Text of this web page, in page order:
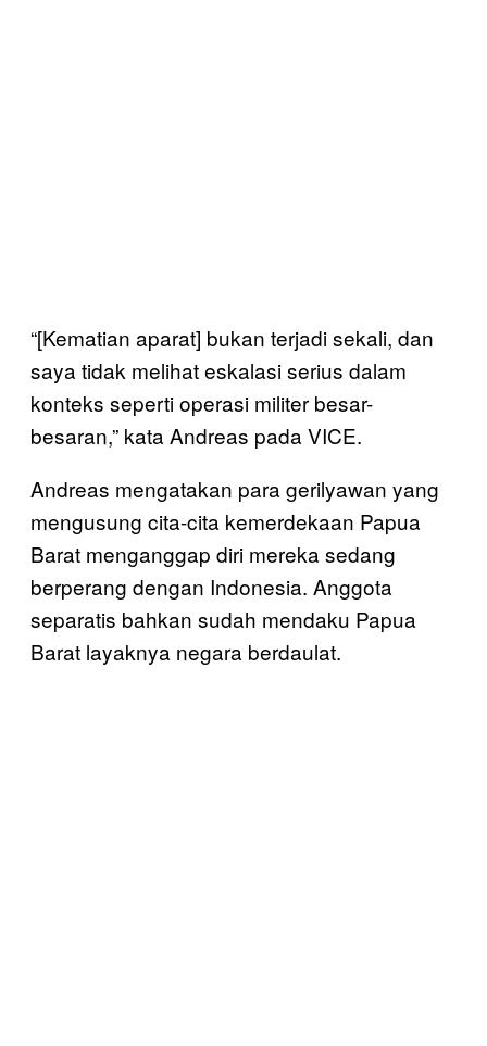
“[Kematian aparat] bukan terjadi sekali, dan
saya tidak melihat eskalasi serius dalam
konteks seperti operasi militer besar-
besaran,” kata Andreas pada VICE.
Andreas mengatakan para gerilyawan yang
mengusung cita-cita kemerdekaan Papua
Barat menganggap diri mereka sedang
berperang dengan Indonesia. Anggota
separatis bahkan sudah mendaku Papua
Barat layaknya negara berdaulat.